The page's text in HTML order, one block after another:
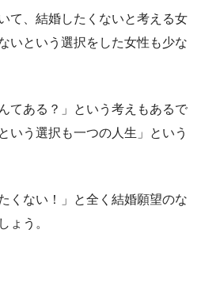
て、結婚したくないと考える女
いという選択をした女性も少な
てある？」という考えもあるで
いう選択も一つの人生」という
くない！」と全く結婚願望のな
ょう。